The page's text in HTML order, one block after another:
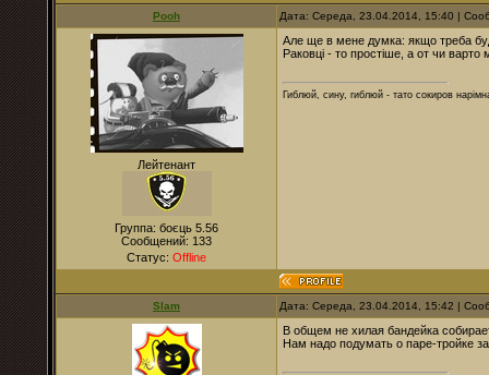
Pooh Дата: Середа, 23.04.2014, 15:40 |
Лейтенант
Группа: боєць 5.56
Сообщений: 133
Статус: Offline
Але ще в мене думка: якщо треба
Раковці - то простіше, а от чи варто
Гиблюй, сину, гиблюй - тато сокиров
Slam Дата: Середа, 23.04.2014, 15:42 |
В общем не хилая бандейка
Нам надо подумать о паре-тройке